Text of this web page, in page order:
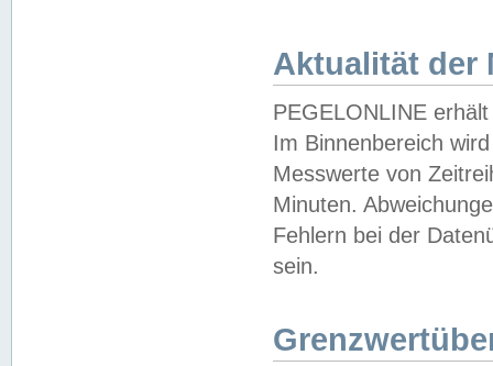
Aktualität der
PEGELONLINE
Im Binnenbereich
Messwerte von
Minuten.
Fehlern bei der
sein.